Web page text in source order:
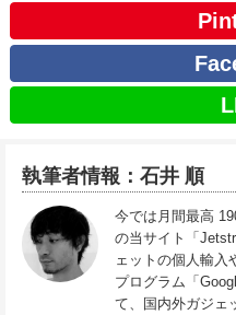
執筆者情報：石井 順
今では月間最高
の当サイト「
ェットの個人輸入
プログラム「
て、国内外ガジェ